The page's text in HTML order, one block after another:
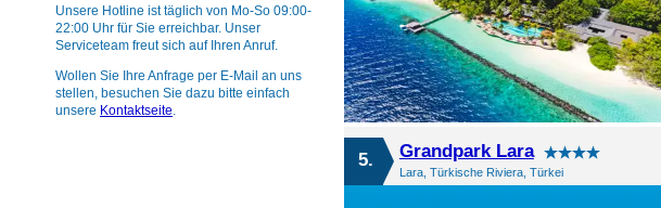
5. Grandpark Lara
Lara, Türkische Riviera, Türkei
Unsere Hotline ist täglich von Mo-So 09:00-
22:00 Uhr für Sie erreichbar. Unser
Serviceteam freut sich auf Ihren Anruf.
Wollen Sie Ihre Anfrage per E-Mail an uns
stellen, besuchen Sie dazu bitte einfach
unsere Kontaktseite